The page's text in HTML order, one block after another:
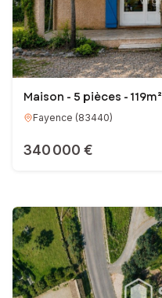
Maison - 5 pièces - 119m²
Fayence (83440)
340 000 €